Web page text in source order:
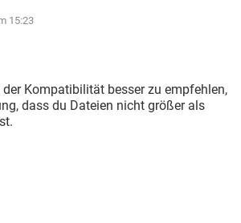
15:23
Kompatibilität besser zu empfehlen,
dass du Dateien nicht größer als